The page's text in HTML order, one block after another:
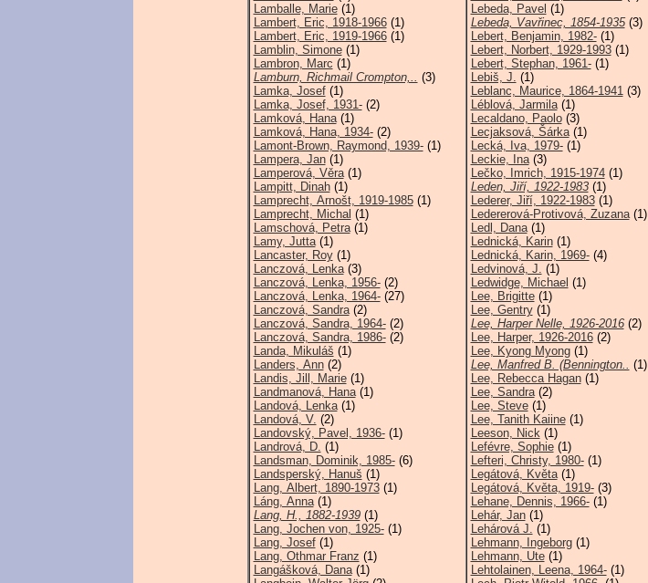
Lamballe, Marie(1)
Lambert, Eric, 1918-1966(1)
Lambert, Eric, 1919-1966(1)
Lamblin, Simone(1)
Lambron, Marc (1)
Lamburn, Richmail Crompton,.. (3)
Lamka, Josef(1)
Lamka, Josef, 1931-(2)
Lamková, Hana(1)
Lamková, Hana, 1934-(2)
Lamont-Brown, Raymond, 1939-(1)
Lampera, Jan(1)
Lamperová, Věra(1)
Lampitt, Dinah(1)
Lamprecht, Arnošt, 1919-1985(1)
Lamprecht, Michal (1)
Lamschová, Petra(1)
Lamy, Jutta(1)
Lancaster, Roy(1)
Lanczová, Lenka(3)
Lanczová, Lenka, 1956-(2)
Lanczová, Lenka, 1964-(27)
Lanczová, Sandra(2)
Lanczová, Sandra, 1964-(2)
Lanczová, Sandra, 1986-(2)
Landa, Mikuláš (1)
Landers, Ann(2)
Landis, Jill, Marie(1)
Landmanová, Hana(1)
Landová, Lenka(1)
Landová, V. (2)
Landovský, Pavel, 1936-(1)
Landrová, D. (1)
Landsman, Dominik, 1985-(6)
Landsperský, Hanuš (1)
Lang, Albert, 1890-1973(1)
Láng, Anna(1)
Lang, H., 1882-1939(1)
Lang, Jochen von, 1925-(1)
Lang, Josef(1)
Lang, Othmar Franz (1)
Langášková, Dana(1)
Lebeda, Pavel (1)
Lebeda, Vavřinec, 1854-1935(3)
Lebert, Benjamin, 1982-(1)
Lebert, Norbert, 1929-1993(1)
Lebert, Stephan, 1961-(1)
Lebiš, J. (1)
Leblanc, Maurice, 1864-1941(3)
Léblová, Jarmila(1)
Lecaldano, Paolo(3)
Lecjaksová, Šárka(1)
Lecká, Iva, 1979-(1)
Leckie, Ina(3)
Lečko, Imrich, 1915-1974(1)
Leden, Jiří, 1922-1983(1)
Lederer, Jiří, 1922-1983(1)
Ledererová-Protivová, Zuzana(1)
Ledl, Dana(1)
Lednická, Karin(1)
Lednická, Karin, 1969-(4)
Ledvinová, J. (1)
Ledwidge, Michael (1)
Lee, Brigitte(1)
Lee, Gentry(1)
Lee, Harper Nelle, 1926-2016(2)
Lee, Harper, 1926-2016(2)
Lee, Kyong Myong(1)
Lee, Manfred B. (Bennington.. (1)
Lee, Rebecca Hagan(1)
Lee, Sandra(2)
Lee, Steve(1)
Lee, Tanith Kaiine(1)
Leeson, Nick(1)
Lefévre, Sophie(1)
Lefteri, Christy, 1980-(1)
Legátová, Květa(1)
Legátová, Květa, 1919-(3)
Lehane, Dennis, 1966-(1)
Lehár, Jan(1)
Lehárová J. (1)
Lehmann, Ingeborg(1)
Lehmann, Ute(1)
Lehtolainen, Leena, 1964-(1)